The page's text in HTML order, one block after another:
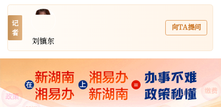
记
者
刘镇东
向TA提问